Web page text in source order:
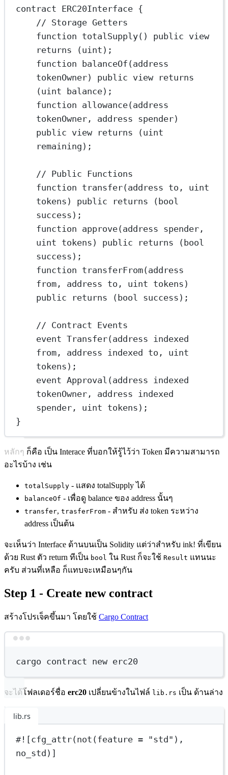
contract ERC20Interface {
// Storage Getters
function totalSupply() public view
returns (uint );
function balanceOf (address
tokenOwner) public view
returns
(uint balance);
function allowance(address
tokenOwner , address spender
public view returns (uint
remaining );
// Public Functions
function transfer(address to , uint
tokens ) public returns (bool
success );
function approve(address spender
uint tokens ) public returns (bool
success );
function transferFrom(address
from , address to , uint tokens
public
returns (bool success );
// Contract Events
event Transfer(address
indexed
from , address indexed to , uint
tokens );
event Approval (address
indexed
tokenOwner , address
indexed
spender , uint tokens );
}
หลักๆ ก็คือ เป็น Interace ที่บอกให้รู้ไว้ว่า Token มีความสามารถ
อะไรบ้าง เช่น
totalSupply - แสดง totalSupply ได้
balanceOf - เพื่อดู balance ของ address นั้นๆ
transfer, trasferFrom - สำหรับ ส่ง token ระหว่าง
address เป็นต้น
จะเห็นว่า Interface ด้านบนเป็น Solidity แต่ว่าสำหรับ ink! ที่เขียน
ด้วย Rust ตัว return ทีเป็น bool ใน Rust ก็จะใช้ Result แทนนะ
ครับ ส่วนที่เหลือ ก็แทบจะเหมือนๆกัน
Step 1 - Create new contract
สร้างโปรเจ็คขึ้นมา โดยใช้ Cargo Contract
cargo contract new erc20
จะได้โฟลเดอร์ชื่อ erc20 เปลี่ยนข้างในไฟล์ lib.rs เป็น ด้านล่าง
lib.rs
#![cfg_attr(not(feature = "std" ),
no_std)]